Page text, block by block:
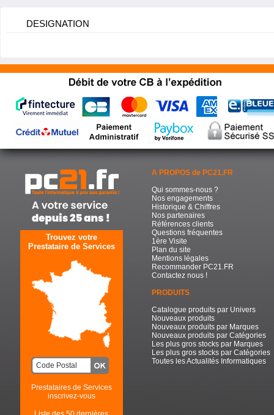
DESIGNATION
Trouvez votre
Prestataire de Services
Prestataires de Services
inscrivez-vous
A PROPOS de PC21.FR
Qui sommes-nous ?
Nos engagements
Historique & Chiffres
Nos partenaires
Références clients
Questions fréquentes
1ère Visite
Plan du site
Mentions légales
Recommander PC21.FR
Contactez nous !
PRODUITS
Catalogue produits par Univers
Nouveaux produits
Nouveaux produits par Marques
Nouveaux produits par Catégories
Les plus gros stocks par Marques
Les plus gros stocks par Catégories
Toutes les Actualités Informatiques